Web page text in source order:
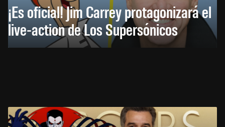
¡Es oficial! Jim Carrey protagonizará el
live-action de Los Supersónicos